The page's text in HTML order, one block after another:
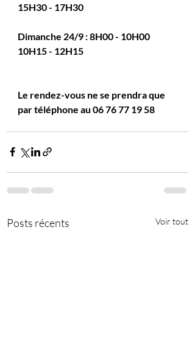
15H30 - 17H30
Dimanche 24/9 : 8H00 - 10H00
10H15 - 12H15
Le rendez-vous ne se prendra que
par téléphone au 06 76 77 19 58
Posts récents Voir tout